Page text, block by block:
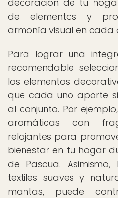
decoración de tu
de elementos y
armonía visual en cada
Para lograr una
recomendable
los elementos
que cada uno aporte
al conjunto. Por
aromáticas con
relajantes para
bienestar en tu hogar
de Pascua.
textiles suaves y
mantas, puede